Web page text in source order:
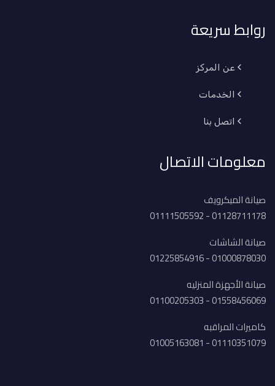
روابط سريعة
عن المركز
الخدمات
اتصل بنا
معلومات الاتصال
صيانة الميكرويف
01128711178 - 01111505592
صيانة الشاشات
01000878030 - 01225854916
صيانة الأجهزة المنزليه
01558456069 - 01100205303
كاميرات المراقبه
01110351079 - 01005163081